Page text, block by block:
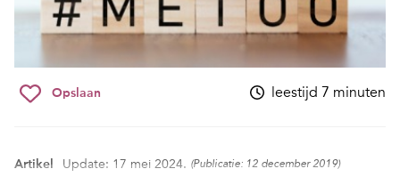
Opslaan leestijd 7 minuten
Artikel Update: 17 mei 2024. (Publicatie: 12 december 2019)